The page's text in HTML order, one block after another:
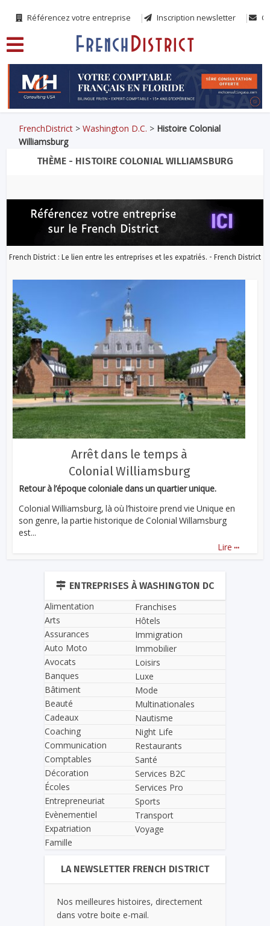
Référencez votre entreprise Inscription newsletter
FrenchDistrict >Washington D.C. > Histoire Colonial
Williamsburg
THÈME - HISTOIRE COLONIAL WILLIAMSBURG
French District : Le lien entre les entreprises et les expatriés. - French District
Arrêt dans le temps à
Colonial Williamsburg
Retour à l’époque coloniale dans un quartier unique.
Colonial Williamsburg, là où l’histoire prend vie Unique en
son genre, la partie historique de Colonial Willamsburg
est...
Lire ...
ENTREPRISES À WASHINGTON DC
Alimentation
Arts
Assurances
Auto Moto
Avocats
Banques
Bâtiment
Beauté
Cadeaux
Coaching
Communication
Comptables
Décoration
Écoles
Entrepreneuriat
Evènementiel
Expatriation
Famille
Franchises
Hôtels
Immigration
Immobilier
Loisirs
Luxe
Mode
Multinationales
Nautisme
Night Life
Restaurants
Santé
Services B2C
Services Pro
Sports
Transport
Voyage
LA NEWSLETTER FRENCH DISTRICT
Nos meilleures histoires, directement
dans votre boite e-mail.